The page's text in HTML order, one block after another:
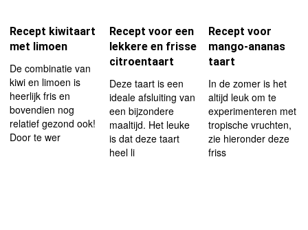
Recept kiwitaart
met limoen
De combinatie van
kiwi en limoen is
heerlijk fris en
bovendien nog
relatief gezond ook!
Door te wer
Recept voor een
lekkere en frisse
citroentaart
Deze taart is een
ideale afsluiting van
een bijzondere
maaltijd. Het leuke
is dat deze taart
heel li
Recept voor
mango-ananas
taart
In de zomer is het
altijd leuk om te
experimenteren met
tropische vruchten,
zie hieronder deze
friss